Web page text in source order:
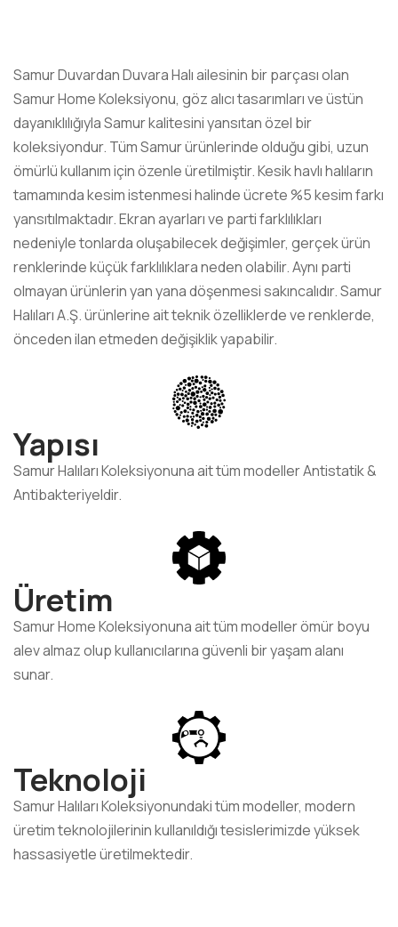
Samur Duvardan Duvara Halı ailesinin bir parçası olan
Samur Home Koleksiyonu, göz alıcı tasarımları ve üstün
dayanıklılığıyla Samur kalitesini yansıtan özel bir
koleksiyondur. Tüm Samur ürünlerinde olduğu gibi, uzun
ömürlü kullanım için özenle üretilmiştir. Kesik havlı halıların
tamamında kesim istenmesi halinde ücrete %5 kesim farkı
yansıtılmaktadır. Ekran ayarları ve parti farklılıkları
nedeniyle tonlarda oluşabilecek değişimler, gerçek ürün
renklerinde küçük farklılıklara neden olabilir. Aynı parti
olmayan ürünlerin yan yana döşenmesi sakıncalıdır. Samur
Halıları A.Ş. ürünlerine ait teknik özelliklerde ve renklerde,
önceden ilan etmeden değişiklik yapabilir.
Yapısı
Samur Halıları Koleksiyonuna ait tüm modeller Antistatik &
Antibakteriyeldir.
Üretim
Samur Home Koleksiyonuna ait tüm modeller ömür boyu
alev almaz olup kullanıcılarına güvenli bir yaşam alanı
sunar.
Teknoloji
Samur Halıları Koleksiyonundaki tüm modeller, modern
üretim teknolojilerinin kullanıldığı tesislerimizde yüksek
hassasiyetle üretilmektedir.